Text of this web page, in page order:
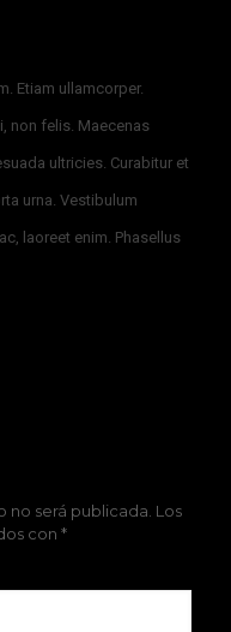
Etiam ullamcorper.
non felis. Maecenas
ultricies. Curabitur et
urna. Vestibulum
laoreet enim. Phasellus
será publicada. Los
con *